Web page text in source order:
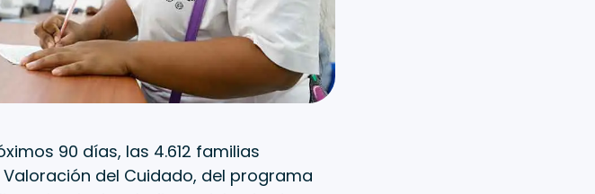
90 días, las 4.612 familias
del Cuidado, del programa